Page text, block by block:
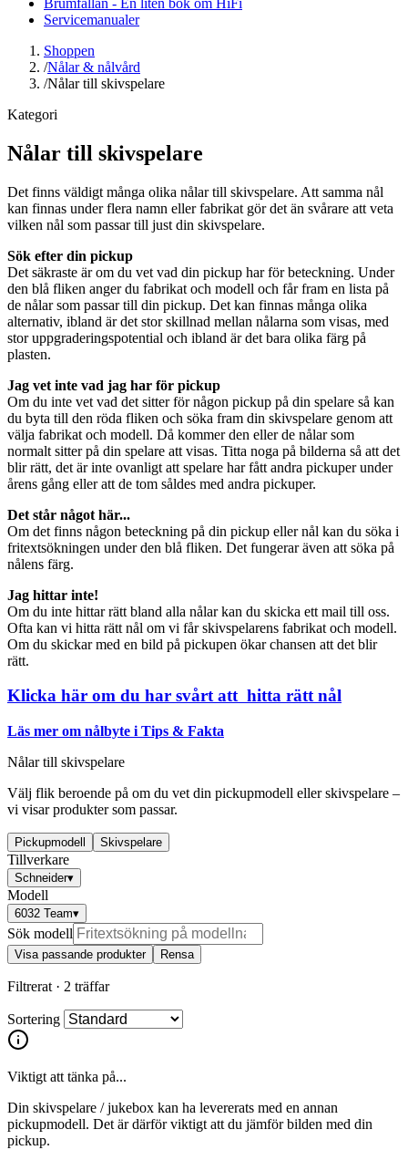
Servicemanualer
Shoppen
/Nålar & nålvård
/Nålar till skivspelare
Kategori
Nålar till skivspelare
Det finns väldigt många olika nålar till skivspelare. Att samma nål
kan finnas under flera namn eller fabrikat gör det än svårare att veta
vilken nål som passar till just din skivspelare.
Sök efter din pickup
Det säkraste är om du vet vad din pickup har för beteckning. Under
den blå fliken anger du fabrikat och modell och får fram en lista på
de nålar som passar till din pickup. Det kan finnas många olika
alternativ, ibland är det stor skillnad mellan nålarna som visas, med
stor uppgraderingspotential och ibland är det bara olika färg på
plasten.
Jag vet inte vad jag har för pickup
Om du inte vet vad det sitter för någon pickup på din spelare så kan
du byta till den röda fliken och söka fram din skivspelare genom att
välja fabrikat och modell. Då kommer den eller de nålar som
normalt sitter på din spelare att visas. Titta noga på bilderna så att det
blir rätt, det är inte ovanligt att spelare har fått andra pickuper under
årens gång eller att de tom såldes med andra pickuper.
Det står något här...
Om det finns någon beteckning på din pickup eller nål kan du söka i
fritextsökningen under den blå fliken. Det fungerar även att söka på
nålens färg.
Jag hittar inte!
Om du inte hittar rätt bland alla nålar kan du skicka ett mail till oss.
Ofta kan vi hitta rätt nål om vi får skivspelarens fabrikat och modell.
Om du skickar med en bild på pickupen ökar chansen att det blir
rätt.
Klicka här om du har svårt att hitta rätt nål
Läs mer om nålbyte i Tips & Fakta
Nålar till skivspelare
Välj flik beroende på om du vet din pickupmodell eller skivspelare –
vi visar produkter som passar.
Pickupmodell Skivspelare
Tillverkare
Schneider▾
Modell
6032 Team▾
Sök modell
Visa passande produkter Rensa
Filtrerat · 2 träffar
Sortering
Viktigt att tänka på...
Din skivspelare / jukebox kan ha levererats med en annan
pickupmodell. Det är därför viktigt att du jämför bilden med din
pickup.